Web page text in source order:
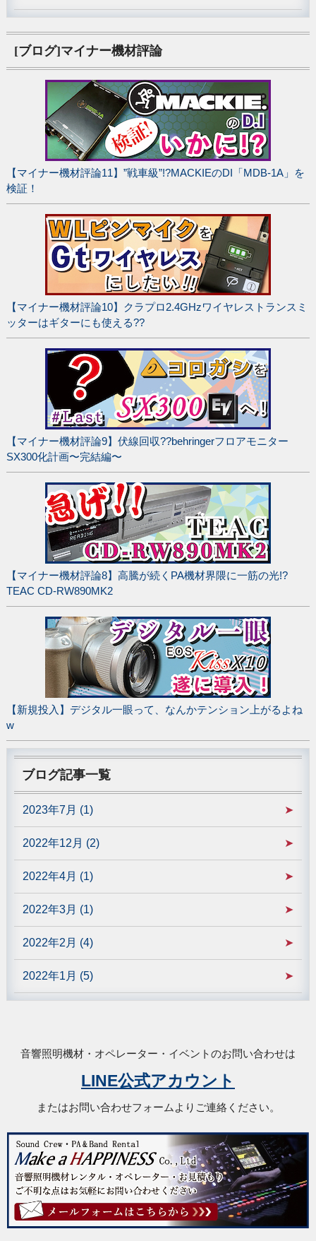
[ブログ]マイナー機材評論
【マイナー機材評論11】”戦車級”!?MACKIEのDI「MDB-1A」を
検証！
【マイナー機材評論10】クラプロ2.4GHzワイヤレストランスミ
ッターはギターにも使える??
【マイナー機材評論9】伏線回収??behringerフロアモニター
SX300化計画〜完結編〜
【マイナー機材評論8】高騰が続くPA機材界隈に一筋の光!?
TEAC CD-RW890MK2
【新規投入】デジタル一眼って、なんかテンション上がるよね
w
ブログ記事一覧
2023年7月 (1)
2022年12月 (2)
2022年4月 (1)
2022年3月 (1)
2022年2月 (4)
2022年1月 (5)
音響照明機材・オペレーター・イベントのお問い合わせは
LINE公式アカウント
またはお問い合わせフォームよりご連絡ください。